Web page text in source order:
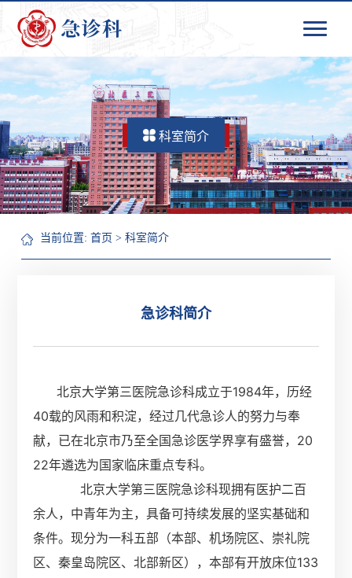
科室简介
当前位置:首页 >科室简介
急诊科简介
北京大学第三医院急诊科成立于1984年，历经
40载的风雨和积淀，经过几代急诊人的努力与奉
献，已在北京市乃至全国急诊医学界享有盛誉，20
22年遴选为国家临床重点专科。
北京大学第三医院急诊科现拥有医护二百
余人，中青年为主，具备可持续发展的坚实基础和
条件。现分为一科五部（本部、机场院区、崇礼院
区、秦皇岛院区、北部新区），本部有开放床位133